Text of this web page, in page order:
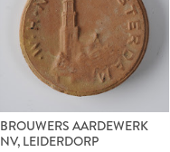
BROUWERS AARDEWERK
NV, LEIDERDORP